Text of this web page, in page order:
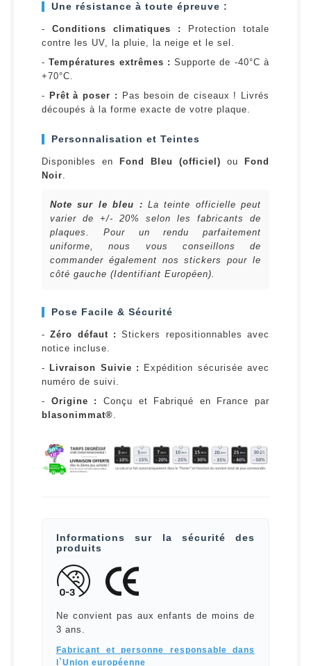
Une résistance à toute épreuve :
- Conditions climatiques :
Protection totale
contre les UV, la pluie, la neige et le sel.
-Températures extrêmes : Supporte de -40°C à
+70°C.
- Prêt à poser :
Pas besoin de ciseaux ! Livrés
découpés à la forme exacte de votre plaque.
Personnalisation et Teintes
Disponibles en Fond Bleu (officiel) ou
Fond
Noir.
Note sur le bleu : La teinte officielle peut
varier de +/- 20% selon les fabricants de
plaques. Pour un rendu parfaitement
uniforme, nous vous conseillons de
commander également nos stickers pour le
côté gauche (Identifiant Européen).
Pose Facile & Sécurité
-Zéro défaut : Stickers repositionnables avec
notice incluse.
- Livraison Suivie :
Expédition sécurisée avec
numéro de suivi.
- Origine :
Conçu et Fabriqué en France par
blasonimmat®.
Informations sur la sécurité des
produits
Ne convient pas aux enfants de moins de
3 ans.
Fabricant et personne responsable dans
l`Union européenne